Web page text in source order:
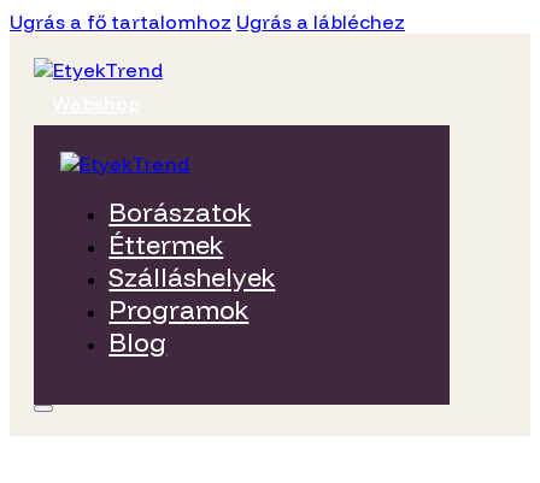
Ugrás a fő tartalomhoz Ugrás a lábléchez
Borászatok
Éttermek
Szálláshelyek
Programok
Blog